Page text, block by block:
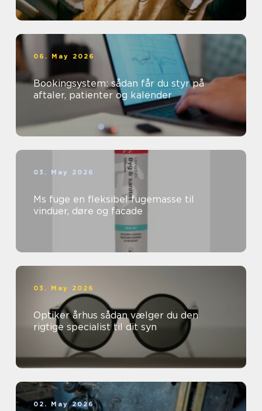
06. May 2026
Bookingsystem: sådan får du styr på
aftaler, patienter og kalender
03. May 2026
Ms fuge en fleksibel fugemasse til
vinduer, døre og facade
03. May 2026
Optiker århus sådan vælger du den
rigtige specialist til dit syn
02. May 2026